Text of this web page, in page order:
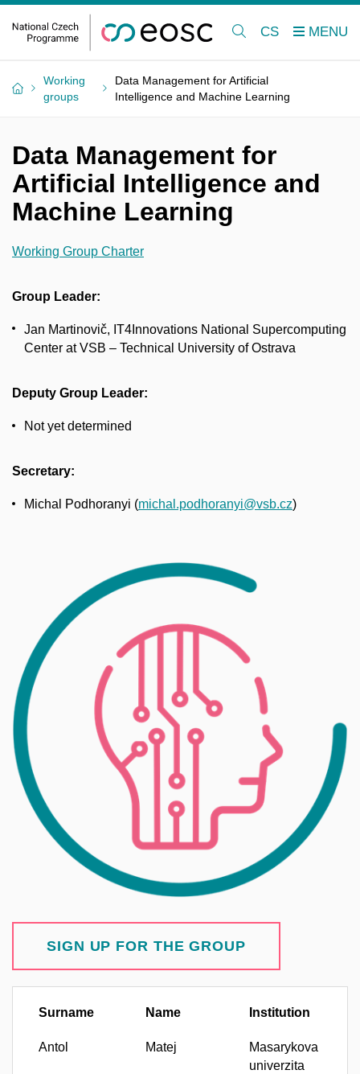
CS
Working
groups
Data Management for Artificial
Intelligence and Machine Learning
Data Management for
Artificial Intelligence and
Machine Learning
Working Group Charter
Group Leader:
Jan Martinovič, IT4Innovations National Supercomputing
Center at VSB – Technical University of Ostrava
Deputy Group Leader:
Not yet determined
Secretary:
Michal Podhoranyi (michal.podhoranyi@vsb.cz)
SIGN UP FOR THE GROUP
Surname Name Institution
Antol Matej
Masarykova
univerzita